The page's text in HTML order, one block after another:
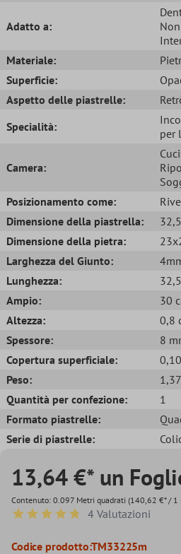
Adatto a:
Materiale:
Superficie:
Aspetto delle piastrelle:
Specialità:
per
Camera:
Posizionamento come:
Dimensione della piastrella:
Dimensione della pietra:
Larghezza del Giunto:
Lunghezza:
Ampio:
30
Altezza:
0,8
Spessore:
8
Copertura superficiale:
Peso:
Quantità per confezione:
1
Formato piastrelle:
Serie di piastrelle:
13,64 €* un
Contenuto: 0.097 Metri quadrati (140,62 €* / 1
Valutazione media di 4.7 su 5 stelle
4 Valutazioni
Codice prodotto:TM33225m